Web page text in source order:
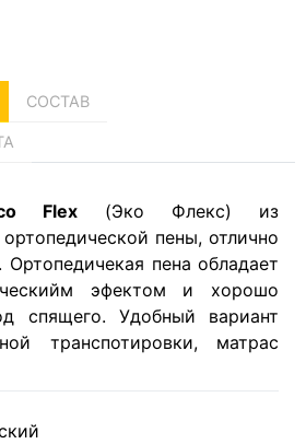
СОСТАВ
Flex (Эко Флекс) из
пены, отлично
пена обладает
эфектом и хорошо
спящего. Удобный вариант
транспотировки, матрас